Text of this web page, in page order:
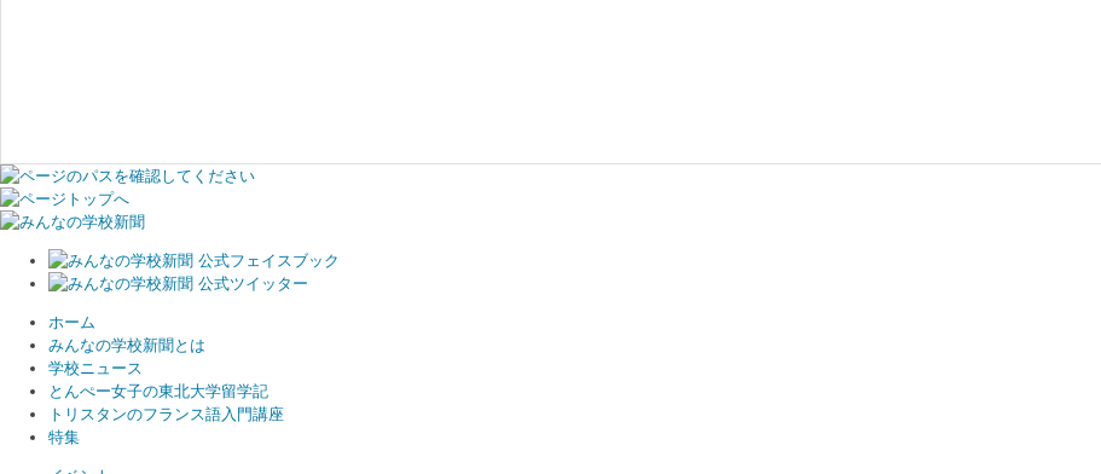
ホーム
みんなの学校新聞とは
学校ニュース
とんぺー女子の東北大学留学記
トリスタンのフランス語入門講座
特集